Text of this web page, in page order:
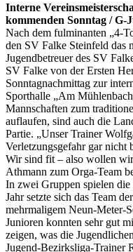
Interne
kommenden Sonntag / G-
Nach dem fulminanten „4-
den SV Falke Steinfeld das
Jugendbetreuer des SV
SV Falke von der Ersten
Sonntagnachmittag zur
Sporthalle „Am
Mannschaften zum
auflaufen, sind auch die
Partie. „Unser Trainer
Verletzungsgefahr gar nicht
Wir sind fit – also wollen
Athmann zum Orga-Team
In zwei Gruppen spielen
Jahr setzte sich das Team
mehrmaligem Neun-Meter-
Junioren konnten sehr gut
zeigen, was die
Jugend-Bezirksliga-Trainer